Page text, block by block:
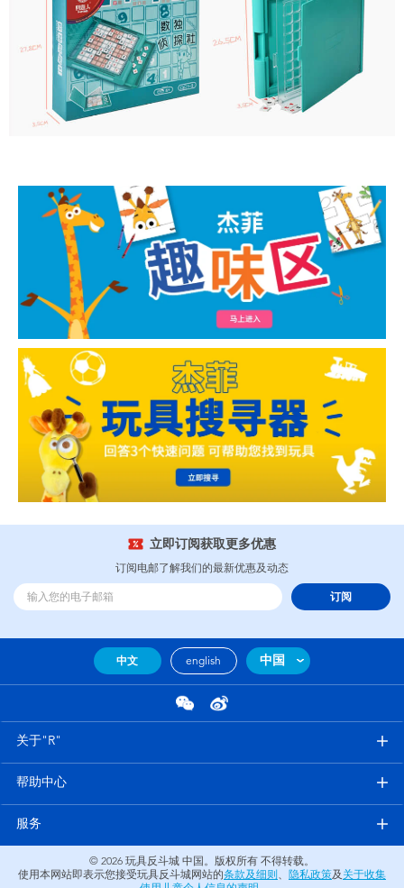
立即订阅获取更多优惠
订阅电邮了解我们的最新优惠及动态
订阅
中文 english 中国
关于"R"
帮助中心
服务
© 2026 玩具反斗城 中国。版权所有 不得转载。
使用本网站即表示您接受玩具反斗城网站的条款及细则 隐私政策及 关于收集